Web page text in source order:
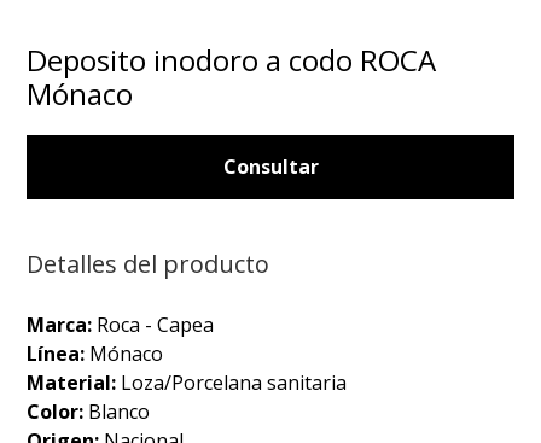
Deposito inodoro a codo ROCA
Mónaco
Consultar
Detalles del producto
Marca: Roca - Capea
Línea: Mónaco
Material: Loza/Porcelana sanitaria
Color: Blanco